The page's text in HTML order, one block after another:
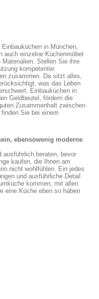
in München,
auch einzelne Küchenmöbel
Stellen Sie ihre
kompetenter
zusammen. Da sitzt alles,
was das Leben
Einbauküchen in
Geldbeutel, fördern die
Zusammenhalt zwischen
Sie bei einem
ebensowenig moderne
ausführlich beraten, bevor
kaufen, die Ihnen am
nicht wohlfühlen. Ein jedes
und ausführliche Detail
kommen, mit allen
eine Küche eben so haben